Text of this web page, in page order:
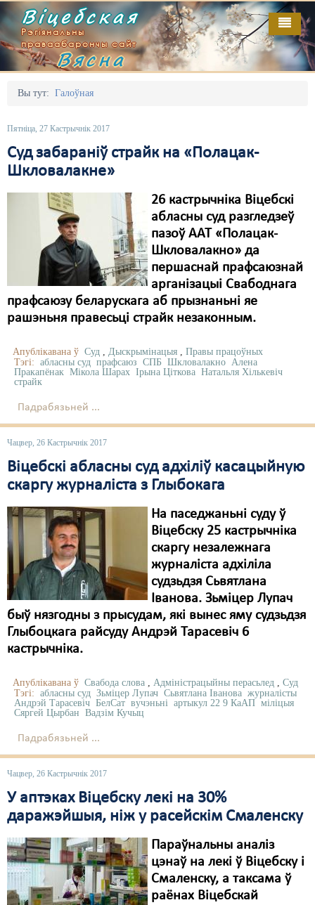
Віцебская
Рэгіянальны
праваабарончы сайт
Вясна
Вы тут: Галоўная
Пятніца, 27 Кастрычнік 2017
Суд забараніў страйк на «Полацак-
Шкловалакне»
26 кастрычніка Віцебскі
абласны суд разгледзеў
пазоў ААТ «Полацак-
Шкловалакно» да
першаснай прафсаюзнай
арганізацыі Свабоднага
прафсаюзу беларускага аб прызнаньні яе
рашэньня правесьці страйк незаконным.
Апублікавана ў Суд , Дыскрымінацыя , Правы працоўных
Тэгі: абласны суд прафсаюз СПБ Шкловалакно Алена
Пракапёнак Мікола Шарах Ірына Ціткова Натальля Хількевіч
страйк
Падрабязьней ...
Чацвер, 26 Кастрычнік 2017
Віцебскі абласны суд адхіліў касацыйную
скаргу журналіста з Глыбокага
На паседжаньні суду ў
Віцебску 25 кастрычніка
скаргу незалежнага
журналіста адхіліла
судзьдзя Сьвятлана
Іванова. Зьміцер Лупач
быў нязгодны з прысудам, які вынес яму судзьдзя
Глыбоцкага райсуду Андрэй Тарасевіч 6
кастрычніка.
Апублікавана ў Свабода слова , Адміністрацыйны перасьлед , Суд
Тэгі: абласны суд Зьміцер Лупач Сьвятлана Іванова журналісты
Андрэй Тарасевіч БелСат вучэньні артыкул 22 9 КаАП міліцыя
Сяргей Цырбан Вадзім Кучыц
Падрабязьней ...
Чацвер, 26 Кастрычнік 2017
У аптэках Віцебску лекі на 30%
даражэйшыя, ніж у расейскім Смаленску
Параўнальны аналіз
цэнаў на лекі ў Віцебску і
Смаленску, а таксама ў
раёнах Віцебскай
Галоўная
Адміністрацыйны перасьлед
Безбар'ернае асяродзьдзе
Выбары
Грамадзянскія ініцыятывы
Дыскрымінацыя
Затрыманьні
Карная псыхіятрыя
Культурныя правы
Мігранты
Палітвязьні
Праваабаронцы
Правы дзіцяці
Пэнітэнцыярная сыстэма
Распальваньне варожасьці
Рознае
Свабода слова
Свабода сумленьня
Суд
Сьмяротнае пакараньне
Правы працоўных
Сацыяльныя правы
Выданьні
Кантакт
Пра нас